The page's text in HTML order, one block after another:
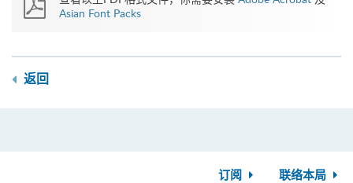
Asian Font Packs
返回
订阅 联络本局